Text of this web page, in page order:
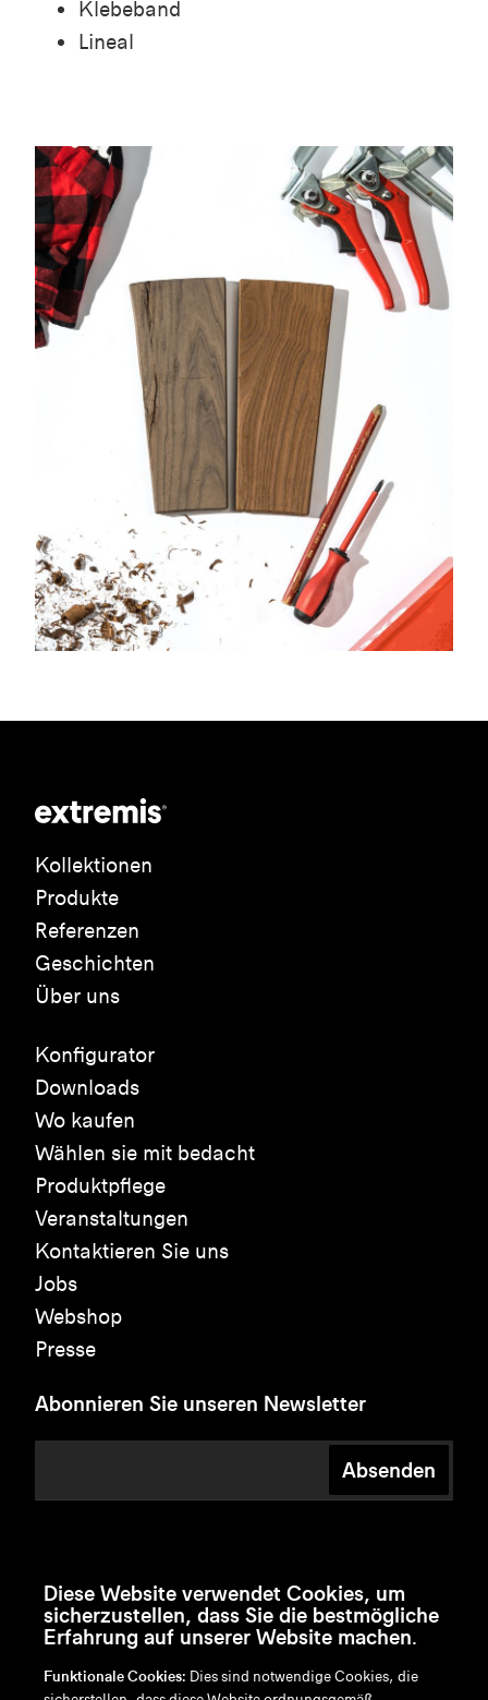
Klebeband
Lineal
Kollektionen
Produkte
Referenzen
Geschichten
Über uns
Konfigurator
Downloads
Wo kaufen
Wählen sie mit bedacht
Produktpflege
Veranstaltungen
Kontaktieren Sie uns
Jobs
Webshop
Presse
Abonnieren Sie unseren Newsletter
Absenden
Diese Website verwendet Cookies, um
sicherzustellen, dass Sie die bestmögliche
Erfahrung auf unserer Website machen.
Funktionale Cookies: Dies sind notwendige Cookies, die